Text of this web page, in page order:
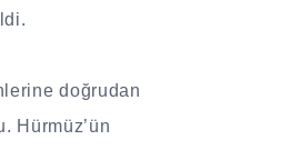
doğrudan
Hürmüz’ün